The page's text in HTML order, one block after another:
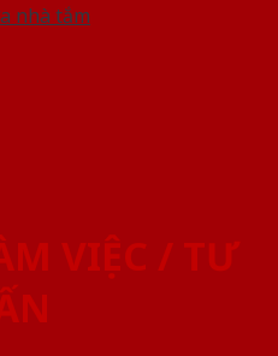
nhà tắm
VIỆC / TƯ